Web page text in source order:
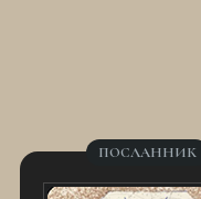
ПОСЛАННИК